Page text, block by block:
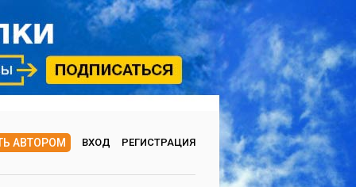
АВТОРОМ ВХОД РЕГИСТРАЦИЯ